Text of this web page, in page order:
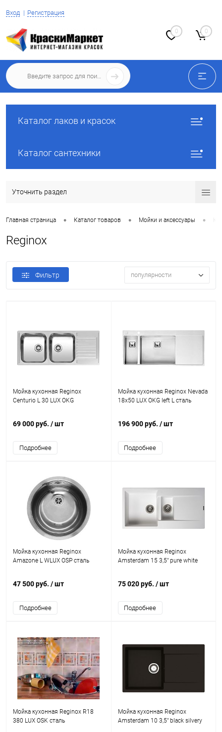
Вход Регистрация
0 0
Каталог лаков и красок
Каталог сантехники
Уточнить раздел
Главная страница • Каталог товаров • Мойки и аксессуары •
Reginox
Фильтр популярности
Мойка кухонная Reginox
Centurio L 30 LUX OKG
69 000 руб. / шт
Подробнее
Мойка кухонная Reginox Nevada
18x50 LUX OKG left L сталь
196 900 руб. / шт
Подробнее
Мойка кухонная Reginox
Amazone L WLUX OSP сталь
47 500 руб. / шт
Подробнее
Мойка кухонная Reginox
Amsterdam 15 3,5" pure white
75 020 руб. / шт
Подробнее
Мойка кухонная Reginox R18
380 LUX OSK сталь
Мойка кухонная Reginox
Amsterdam 10 3,5" black silvery